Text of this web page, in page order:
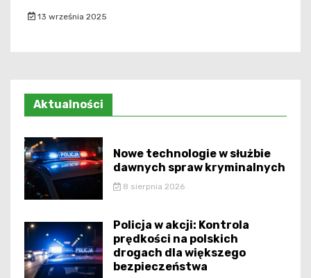
13 września 2025
Aktualności
Nowe technologie w służbie
dawnych spraw kryminalnych
8 sierpnia 2026
Policja w akcji: Kontrola
prędkości na polskich
drogach dla większego
bezpieczeństwa